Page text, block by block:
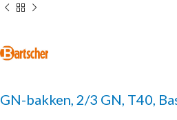
GN-bakken, 2/3 GN, T40,